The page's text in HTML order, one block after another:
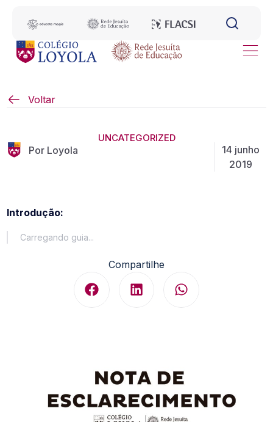
Voltar
UNCATEGORIZED
Por Loyola
14 junho
2019
Introdução:
Carregando guia...
Compartilhe